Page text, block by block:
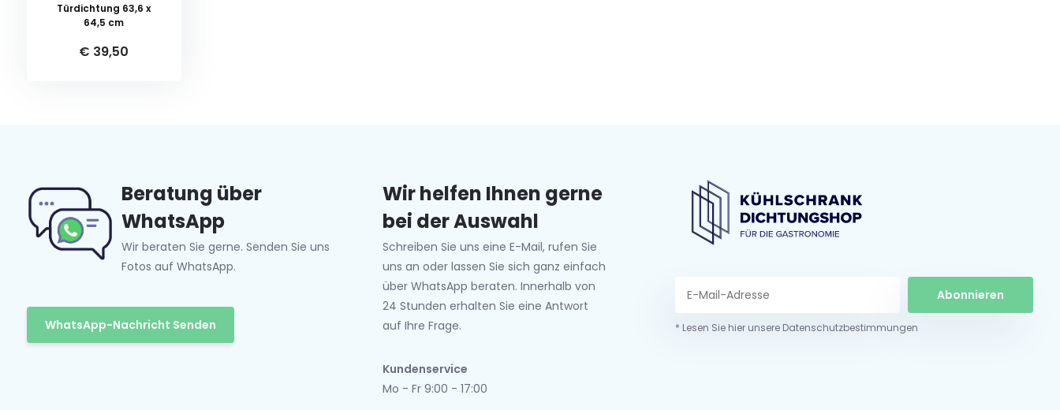
Türdichtung 63,6 x
64,5 cm
€ 39,50
Beratung über
WhatsApp
Wir beraten Sie gerne. Senden Sie uns
Fotos auf WhatsApp.
WhatsApp-Nachricht Senden
Wir helfen Ihnen gerne
bei der Auswahl
Schreiben Sie uns eine E-Mail, rufen Sie
uns an oder lassen Sie sich ganz einfach
über WhatsApp beraten. Innerhalb von
24 Stunden erhalten Sie eine Antwort
auf Ihre Frage.
Kundenservice
Mo - Fr 9:00 - 17:00
Abonnieren
* Lesen Sie hier unsere Datenschutzbestimmungen